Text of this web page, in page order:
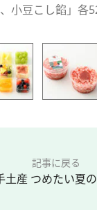
小豆こし餡」各
記事に戻る
土産 つめたい夏